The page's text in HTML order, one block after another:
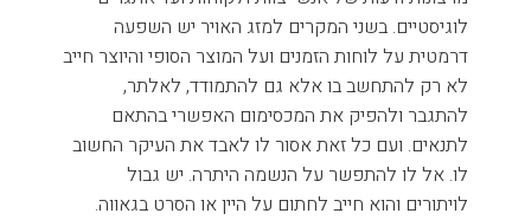
לוגיסטיים. בשני המקרים למזג האויר יש השפעה
דרמטית על לוחות הזמנים ועל המוצר הסופי והיוצר חייב
לא רק להתחשב בו אלא גם להתמודד, לאלתר,
להתגבר ולהפיק את המכסימום האפשרי בהתאם
לתנאים. ועם כל זאת אסור לו לאבד את העיקר החשוב
לו. אל לו להתפשר על הנשמה היתרה. יש גבול
לויתורים והוא חייב לחתום על היין או הסרט בגאווה.